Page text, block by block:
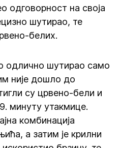
одговорност на своја
шутирао, те
белих.
одлично шутирао само
није дошло до
су црвено-бели и
минуту утакмице.
комбинација
а затим је крилни